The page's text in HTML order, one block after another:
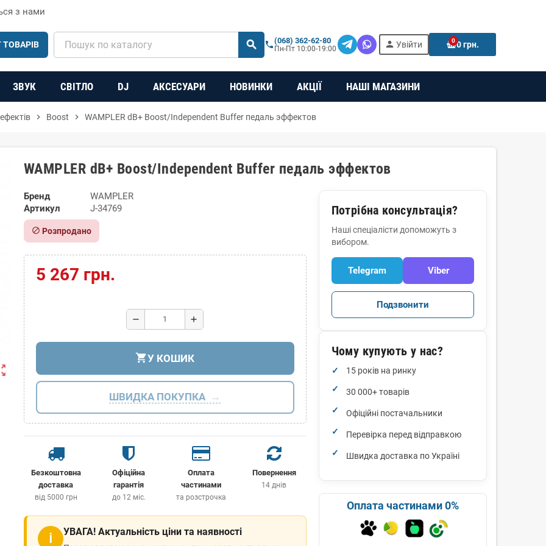
з нами
ТОВАРІВ search person Увійти 00 грн.
phone(068) 362-62-80
Пн-Пт 10:00-19:00
ЗВУК СВІТЛО DJ АКСЕСУАРИ НОВИНКИ АКЦІЇ НАШІ МАГАЗИНИ
chevron_right Boost chevron_right WAMPLER dB+ Boost/Independent Buffer педаль эффектов
WAMPLER dB+ Boost/Independent Buffer педаль эффектов
Бренд
WAMPLER
Артикул
J-34769
block Розпродано
5 267 грн.
remove add
shopping_cartУ КОШИК
ШВИДКА ПОКУПКА
Безкоштовна
доставка
від 5000 грн
Офіційна
гарантія
до 12 міс.
Оплата
частинами
та розстрочка
Повернення
14 днів
ℹ УВАГА! Актуальність ціни та наявності
Потрібна консультація?
Наші спеціалісти допоможуть з
вибором.
Telegram Viber
Подзвонити
Чому купують у нас?
15 років на ринку
30 000+ товарів
Офіційні постачальники
Перевірка перед відправкою
Швидка доставка по Україні
Оплата частинами 0%